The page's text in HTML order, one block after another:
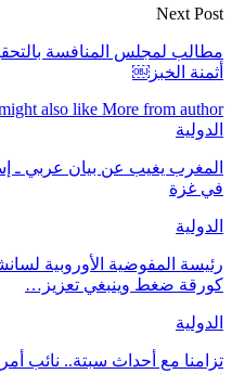
Next Post
مطالب لمجلس المنافسة
أثمنة الخبز￼
also like More from author
الدولية
المغرب يغيب عن بيان عربي ـ
في غزة
الدولية
رئيسة المفوضية الأوروبية
كورقة ضغط وينبغي تعزيز…
الدولية
تزامنا مع أحداث سبتة.. نائب